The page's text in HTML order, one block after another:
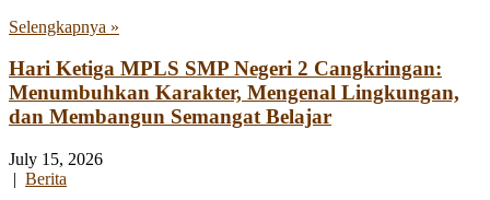
Selengkapnya »
Hari Ketiga MPLS SMP Negeri 2 Cangkringan:
Menumbuhkan Karakter, Mengenal Lingkungan,
dan Membangun Semangat Belajar
July 15, 2026
| Berita